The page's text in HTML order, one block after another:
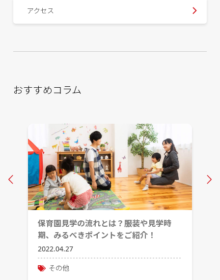
アクセス
おすすめコラム
保育園見学の流れとは？服装や見学時
期、みるべきポイントをご紹介！
2022.04.27
その他